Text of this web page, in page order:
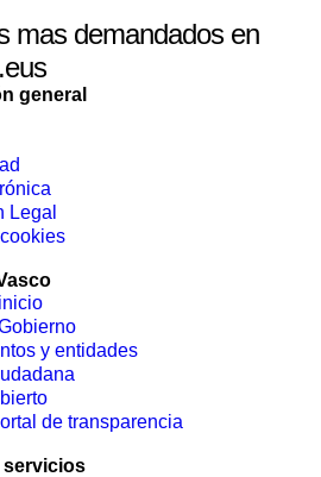
mas demandados en
general
Legal
y entidades
de transparencia
servicios